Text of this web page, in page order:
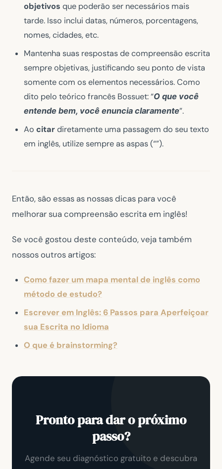
objetivos que poderão ser necessários mais
tarde. Isso inclui datas, números, porcentagens,
nomes, cidades, etc.
Mantenha suas respostas de compreensão escrita
sempre objetivas, justificando seu ponto de vista
somente com os elementos necessários. Como
dito pelo teórico francês Bossuet: “O que você
entende bem, você enuncia claramente”.
Ao citardiretamente uma passagem do seu texto
em inglês, utilize sempre as aspas (“”).
Então, são essas as nossas dicas para você
melhorar sua compreensão escrita em inglês!
Se você gostou deste conteúdo, veja também
nossos outros artigos:
Como fazer um mapa mental de inglês como
método de estudo?
Escrever em Inglês: 6 Passos para Aperfeiçoar
sua Escrita no Idioma
O que é brainstorming?
Pronto para dar o próximo
passo?
Agende seu diagnóstico gratuito e descubra